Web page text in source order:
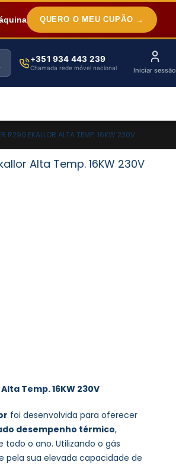
QUERO O MEU CUPÃO →
+351 934 443 239
Chamada rede móvel nacional Iniciar sessão
R290 EKALLOR ALTA TEMP. 16KW 230V
Alta Temp. 16KW 230V
Temp. 16KW 230V
foi desenvolvida para oferecer
desempenho térmico,
o ano. Utilizando o gás
pela sua elevada capacidade de